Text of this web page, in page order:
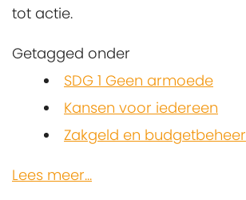
tot actie.
Getagged onder
SDG 1 Geen armoede
Kansen voor iedereen
Zakgeld en budgetbeheer
Lees meer...